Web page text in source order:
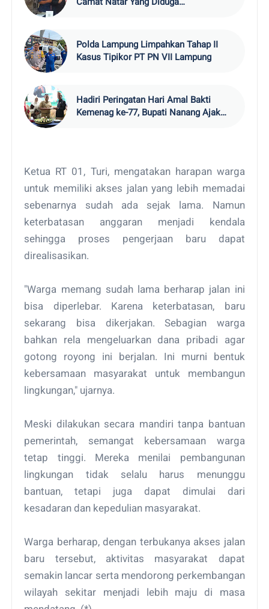
Polda Lampung Limpahkan Tahap II
Kasus Tipikor PT PN VII Lampung
Hadiri Peringatan Hari Amal Bakti
Kemenag ke-77, Bupati Nanang Ajak
Ketua RT 01, Turi, mengatakan harapan warga
untuk memiliki akses jalan yang lebih memadai
sebenarnya sudah ada sejak lama. Namun
keterbatasan anggaran menjadi kendala
sehingga proses pengerjaan baru dapat
direalisasikan.
"Warga memang sudah lama berharap jalan ini
bisa diperlebar. Karena keterbatasan, baru
sekarang bisa dikerjakan. Sebagian warga
bahkan rela mengeluarkan dana pribadi agar
gotong royong ini berjalan. Ini murni bentuk
kebersamaan masyarakat untuk membangun
lingkungan," ujarnya.
Meski dilakukan secara mandiri tanpa bantuan
pemerintah, semangat kebersamaan warga
tetap tinggi. Mereka menilai pembangunan
lingkungan tidak selalu harus menunggu
bantuan, tetapi juga dapat dimulai dari
kesadaran dan kepedulian masyarakat.
Warga berharap, dengan terbukanya akses jalan
baru tersebut, aktivitas masyarakat dapat
semakin lancar serta mendorong perkembangan
wilayah sekitar menjadi lebih maju di masa